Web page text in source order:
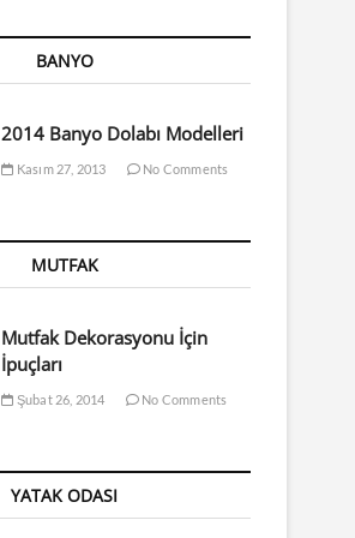
BANYO
2014 Banyo Dolabı Modelleri
Kasım 27, 2013 No Comments
MUTFAK
Mutfak Dekorasyonu İçin
İpuçları
Şubat 26, 2014 No Comments
YATAK ODASI